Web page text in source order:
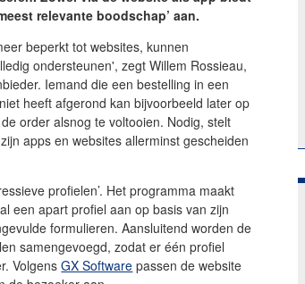
relevante boodschap’ aan.
beperkt tot websites, kunnen
ondersteunen', zegt Willem Rossieau,
Iemand die een bestelling in een
heeft afgerond kan bijvoorbeeld later op
order alsnog te voltooien. Nodig, stelt
apps en websites allerminst gescheiden
profielen’. Het programma maakt
een apart profiel aan op basis van zijn
formulieren. Aansluitend worden de
samengevoegd, zodat er één profiel
VolgensGX Software passen de website